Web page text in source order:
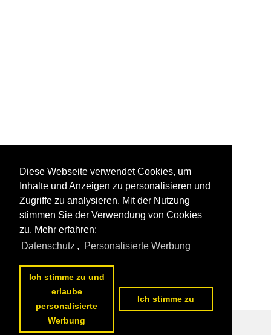
Datenschutzerklärung
Diese Webseite verwendet Cookies, um
Inhalte und Anzeigen zu personalisieren und
Zugriffe zu analysieren. Mit der Nutzung
stimmen Sie der Verwendung von Cookies
zu. Mehr erfahren:
Datenschutz , Personalisierte Werbung
Ich stimme zu und
erlaube
personalisierte
Werbung
Ich stimme zu